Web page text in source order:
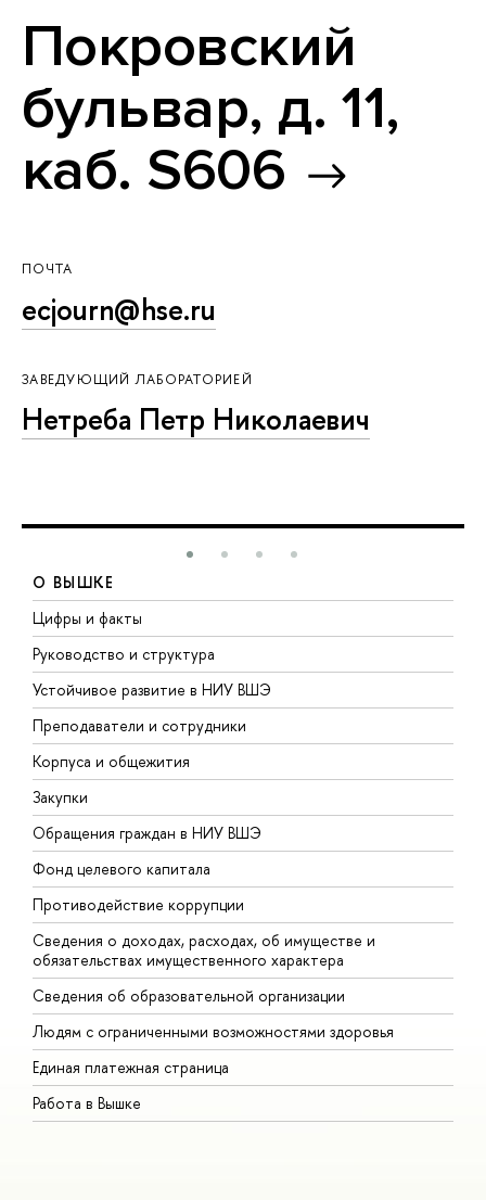
Покровский
бульвар, д. 11,
каб. S606
ПОЧТА
ecjourn@hse.ru
ЗАВЕДУЮЩИЙ ЛАБОРАТОРИЕЙ
Нетреба Петр Николаевич
О ВЫШКЕ
Цифры и факты
Руководство и структура
Устойчивое развитие в НИУ ВШЭ
Преподаватели и сотрудники
Корпуса и общежития
Закупки
Обращения граждан в НИУ ВШЭ
Фонд целевого капитала
Противодействие коррупции
Сведения о доходах, расходах, об имуществе и
обязательствах имущественного характера
Сведения об образовательной организации
Людям с ограниченными возможностями здоровья
Единая платежная страница
Работа в Вышке